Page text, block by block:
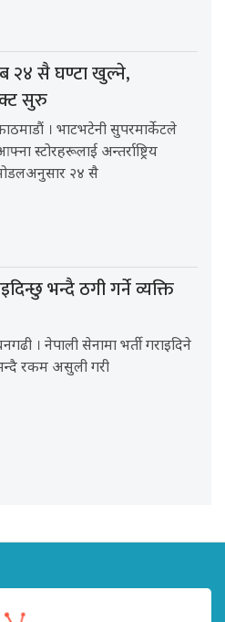
२४ सै घण्टा खुल्ने,
सुरु
। भाटभटेनी सुपरमार्केटले
स्टोरहरूलाई अन्तर्राष्ट्रिय
२४ सै
भन्दै ठगी गर्ने व्यक्ति
। नेपाली सेनामा भर्ती गराइदिने
रकम असुली गरी